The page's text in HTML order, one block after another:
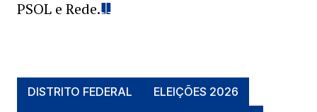
PSOL e Rede.
DISTRITO FEDERAL
ELEIÇÕES 2026